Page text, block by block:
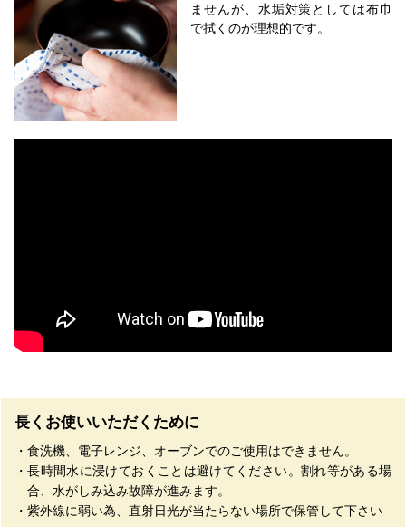
ませんが、水垢対策としては布巾
で拭くのが理想的です。
長くお使いいただくために
・食洗機、電子レンジ、オーブンでのご使用はできません。
・長時間水に浸けておくことは避けてください。割れ等がある場
合、水がしみ込み故障が進みます。
・紫外線に弱い為、直射日光が当たらない場所で保管して下さい